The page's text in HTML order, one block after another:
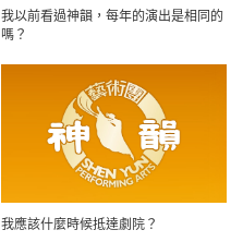
我以前看過神韻，每年的演出是相同的
嗎？
我應該什麼時候抵達劇院？